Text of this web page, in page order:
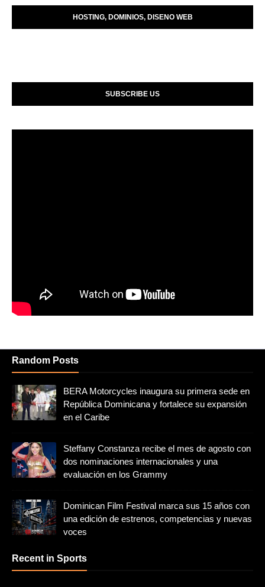
HOSTING, DOMINIOS, DISENO WEB
SUBSCRIBE US
Random Posts
BERA Motorcycles inaugura su primera sede en
República Dominicana y fortalece su expansión
en el Caribe
Steffany Constanza recibe el mes de agosto con
dos nominaciones internacionales y una
evaluación en los Grammy
Dominican Film Festival marca sus 15 años con
una edición de estrenos, competencias y nuevas
voces
Recent in Sports